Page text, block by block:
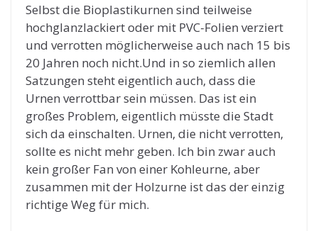
Selbst die Bioplastikurnen sind teilweise
hochglanzlackiert oder mit PVC-Folien verziert
und verrotten möglicherweise auch nach 15 bis
20 Jahren noch nicht.Und in so ziemlich allen
Satzungen steht eigentlich auch, dass die
Urnen verrottbar sein müssen. Das ist ein
großes Problem, eigentlich müsste die Stadt
sich da einschalten. Urnen, die nicht verrotten,
sollte es nicht mehr geben. Ich bin zwar auch
kein großer Fan von einer Kohleurne, aber
zusammen mit der Holzurne ist das der einzig
richtige Weg für mich.